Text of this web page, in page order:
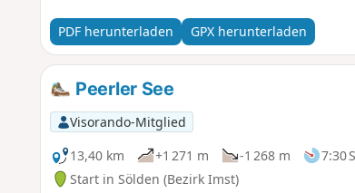
PDF herunterladen GPX herunterladen
Peerler See
Visorando-Mitglied
13,40 km
+1 271 m -1 268 m 7:30
Start in Sölden (Bezirk Imst)